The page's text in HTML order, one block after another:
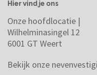
Hier vind je ons
Onze hoofdlocatie |
Wilhelminasingel 12
6001 GT Weert
Bekijk onze